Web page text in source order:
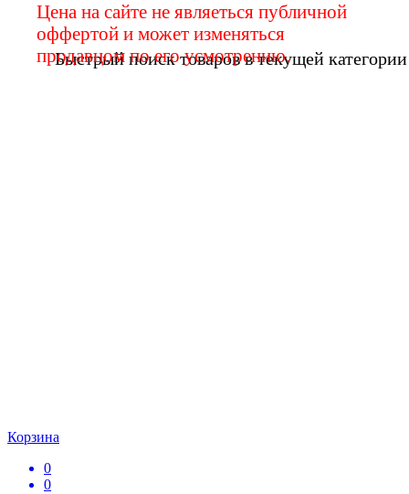
Цена на сайте не являеться публичной
оффертой и может изменяться
продавцом по его усмотрению.
Корзина
0
0